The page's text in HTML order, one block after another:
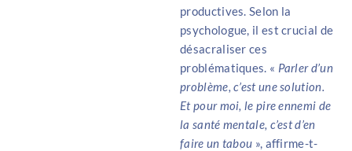
productives. Selon la
psychologue, il est crucial de
désacraliser ces
problématiques. « Parler d’un
problème, c’est une solution.
Et pour moi, le pire ennemi de
la santé mentale, c’est d’en
faire un tabou », affirme-t-